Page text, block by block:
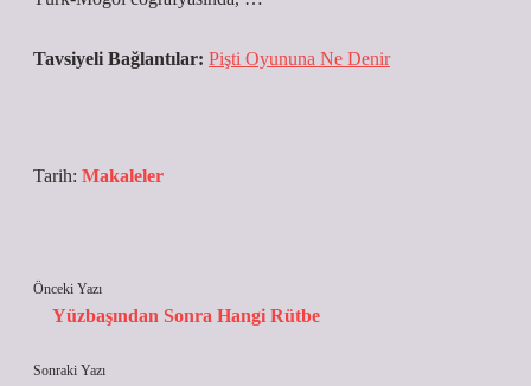
Tavsiyeli Bağlantılar: Pişti Oyununa Ne Denir
Tarih: Makaleler
Önceki Yazı
Yüzbaşından Sonra Hangi Rütbe
Sonraki Yazı